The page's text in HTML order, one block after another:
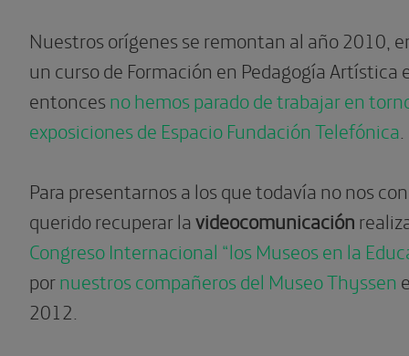
Nuestros orígenes se remontan al año 2010,
un curso de Formación en Pedagogía Artística
entoncesno hemos parado de trabajar en
exposiciones de Espacio Fundación Telefónica
Para presentarnos a los que todavía no nos
querido recuperar lavideocomunicación
Congreso Internacional “los Museos en la
pornuestros compañeros del Museo Thyssen
2012.